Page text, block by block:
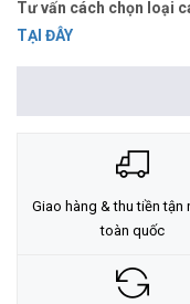
Tư vấn cách chọn loại
TẠI ĐÂY
Giao hàng & thu tiền tận
toàn quốc